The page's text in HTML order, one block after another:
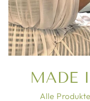
MADE
Alle